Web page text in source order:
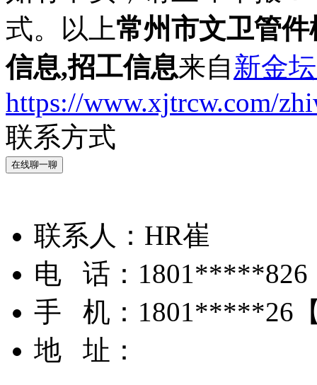
式。以上常州市文卫管
信息,招工信息来自新金
https://www.xjtrcw.com/
联系方式
在线聊一聊
联系人： HR崔
电 话： 1801*****826
手 机： 1801*****26
地 址：